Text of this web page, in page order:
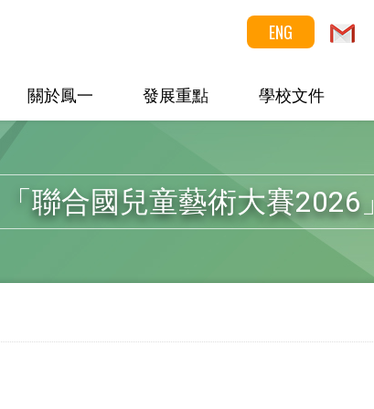
ENG
關於鳳一 發展重點 學校文件
「聯合國兒童藝術大賽2026」